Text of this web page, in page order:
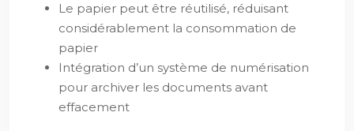
Le papier peut être réutilisé, réduisant
considérablement la consommation de
papier
Intégration d’un système de numérisation
pour archiver les documents avant
effacement